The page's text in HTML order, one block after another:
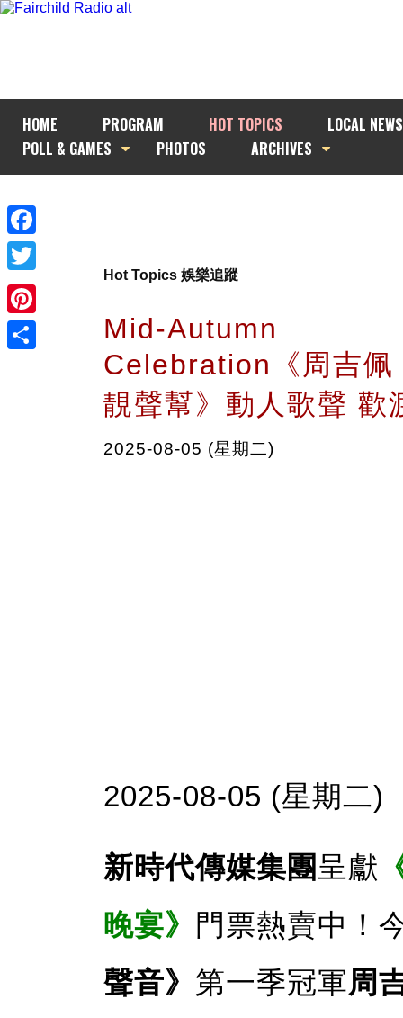
HOME PROGRAM HOT TOPICS
LOCAL NEWS
POLL & GAMES
PHOTOS ARCHIVES
Facebook
Twitter
Pinterest
Hot Topics 娛樂追蹤
Mid-Autumn
Celebration《周吉
靚聲幫》動人歌聲 歡
2025-08-05 (星期二)
2025-08-05 (星期二)
新時代傳媒集團呈獻
晚宴》
門票熱賣中！
聲音》 第一季冠軍周